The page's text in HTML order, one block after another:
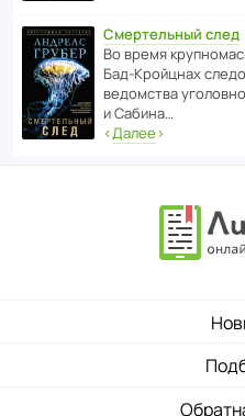
Смертельный след
Во время
Бад‑Крой­цнах
ведомства
и Сабина…
‹Далее›